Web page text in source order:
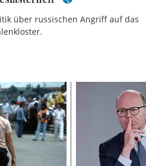
über russischen Angriff auf das